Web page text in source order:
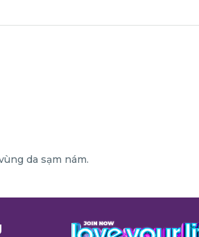
da sạm nám.